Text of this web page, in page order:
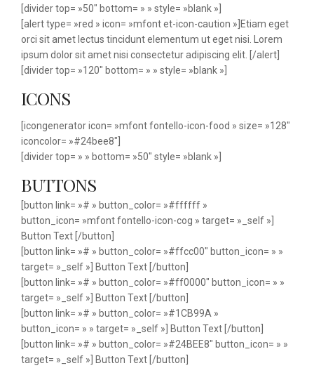
[divider top= »50″ bottom= » » style= »blank »]
[alert type= »red » icon= »mfont et-icon-caution »]Etiam eget
orci sit amet lectus tincidunt elementum ut eget nisi. Lorem
ipsum dolor sit amet nisi consectetur adipiscing elit. [/alert]
[divider top= »120″ bottom= » » style= »blank »]
ICONS
[icongenerator icon= »mfont fontello-icon-food » size= »128″
iconcolor= »#24bee8″]
[divider top= » » bottom= »50″ style= »blank »]
BUTTONS
[button link= »# » button_color= »#ffffff »
button_icon= »mfont fontello-icon-cog » target= »_self »]
Button Text [/button]
[button link= »# » button_color= »#ffcc00″ button_icon= » »
target= »_self »] Button Text [/button]
[button link= »# » button_color= »#ff0000″ button_icon= » »
target= »_self »] Button Text [/button]
[button link= »# » button_color= »#1CB99A »
button_icon= » » target= »_self »] Button Text [/button]
[button link= »# » button_color= »#24BEE8″ button_icon= » »
target= »_self »] Button Text [/button]